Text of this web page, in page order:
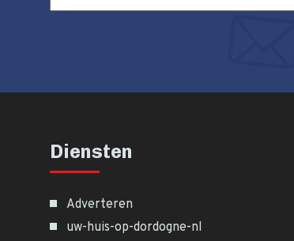
Diensten
Adverteren
uw-huis-op-dordogne-nl